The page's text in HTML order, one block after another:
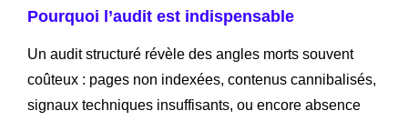
Pourquoi l’audit est indispensable
Un audit structuré révèle des angles morts souvent
coûteux : pages non indexées, contenus cannibalisés,
signaux techniques insuffisants, ou encore absence